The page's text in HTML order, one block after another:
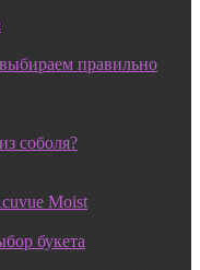
правильно
соболя?
Moist
букета